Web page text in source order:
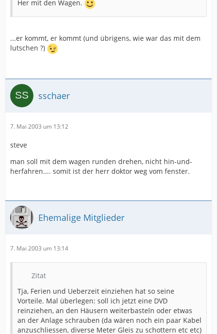
Her mit den Wagen.
...er kommt, er kommt (und übrigens, wie war das mit dem
lutschen ?)
sschaer
7. Mai 2003 um 13:12
steve
man soll mit dem wagen runden drehen, nicht hin-und-
herfahren.... somit ist der herr doktor weg vom fenster.
Ehemalige Mitglieder
7. Mai 2003 um 13:14
Zitat
Tja, Ferien und Ueberzeit einziehen hat so seine
Vorteile. Mal überlegen: soll ich jetzt eine DVD
reinziehen, an den Häusern weiterbasteln oder etwas
an der Anlage schrauben (da wären noch ein paar Kabel
anzuschliessen, diverse Meter Gleis zu schottern etc etc)